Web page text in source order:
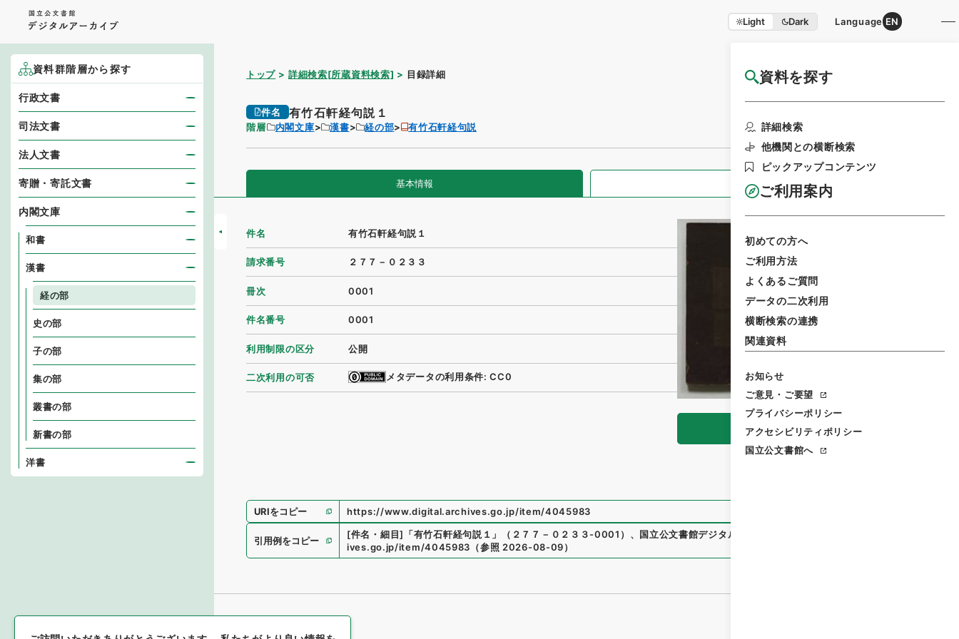
Light Dark Language EN
資料を探す
詳細検索
他機関との横断検索
ピックアップコンテンツ
ご利用案内
初めての方へ
ご利用方法
よくあるご質問
データの二次利用
横断検索の連携
関連資料
お知らせ
ご意見・ご要望
プライバシーポリシー
アクセシビリティポリシー
国立公文書館へ
トップ 詳細検索[所蔵資料検索] 目録詳細 国立公文書館HP利用案内
件名 有竹石軒経句説１
階層 内閣文庫 漢書 経の部 有竹石軒経句説
基本情報 全ての情報
閲覧
件名 有竹石軒経句説１
請求番号 ２７７－０２３３
冊次 0001
件名番号 0001
利用制限の区分 公開
二次利用の可否 メタデータの利用条件: CC0
URIをコピー https://www.digital.archives.go.jp/item/4045983
引用例をコピー
[件名・細目] 「有竹石軒経句説１ 」 （ ２７７－０２３３-0001 ） 、 国立公文書館デジタルアーカイブ
ives.go.jp/item/4045983 （参照 2026-08-09）
資料群階層から探す
行政文書
司法文書
法人文書
寄贈・寄託文書
内閣文庫
和書
漢書
経の部
史の部
子の部
集の部
叢書の部
新書の部
洋書